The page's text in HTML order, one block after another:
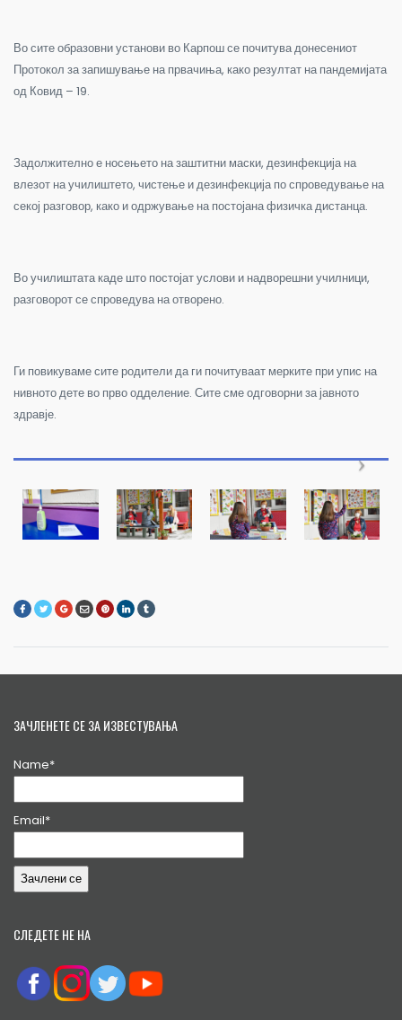
Во сите образовни установи во Карпош се почитува донесениот
Протокол за запишување на првачиња, како резултат на пандемијата
од Ковид – 19.
Задолжително е носењето на заштитни маски, дезинфекција на
влезот на училиштето, чистење и дезинфекција по спроведување на
секој разговор, како и одржување на постојана физичка дистанца.
Во училиштата каде што постојат услови и надворешни училници,
разговорот се спроведува на отворено.
Ги повикуваме сите родители да ги почитуваат мерките при упис на
нивното дете во прво одделение. Сите сме одговорни за јавното
здравје.
ЗАЧЛЕНЕТЕ СЕ ЗА ИЗВЕСТУВАЊА
Name*
Email*
СЛЕДЕТЕ НЕ НА